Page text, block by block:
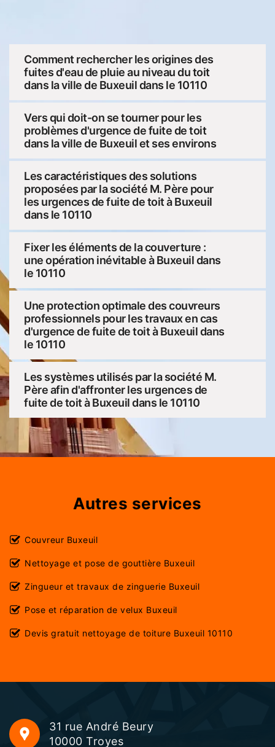
Comment rechercher les origines des
fuites d'eau de pluie au niveau du toit
dans la ville de Buxeuil dans le 10110
Vers qui doit-on se tourner pour les
problèmes d'urgence de fuite de toit
dans la ville de Buxeuil et ses environs
Les caractéristiques des solutions
proposées par la société M. Père pour
les urgences de fuite de toit à Buxeuil
dans le 10110
Fixer les éléments de la couverture :
une opération inévitable à Buxeuil dans
le 10110
Une protection optimale des couvreurs
professionnels pour les travaux en cas
d'urgence de fuite de toit à Buxeuil dans
le 10110
Les systèmes utilisés par la société M.
Père afin d'affronter les urgences de
fuite de toit à Buxeuil dans le 10110
Autres services
Couvreur Buxeuil
Nettoyage et pose de gouttière Buxeuil
Zingueur et travaux de zinguerie Buxeuil
Pose et réparation de velux Buxeuil
Devis gratuit nettoyage de toiture Buxeuil 10110
31 rue André Beury
10000 Troyes